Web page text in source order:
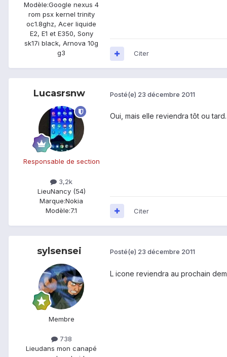
Modèle:Google nexus 4
rom psx kernel trinity
oc1.8ghz, Acer liquide
E2, E1 et E350, Sony
sk17i black, Arnova 10g
g3
Citer
Lucasrsnw
Responsable de section
3,2k
LieuNancy (54)
Marque:Nokia
Modèle:7.1
Posté(e) 23 décembre 2011
Oui, mais elle reviendra tôt ou tard.
Citer
sylsensei
Membre
738
Lieudans mon canapé
Posté(e) 23 décembre 2011
L icone reviendra au prochain